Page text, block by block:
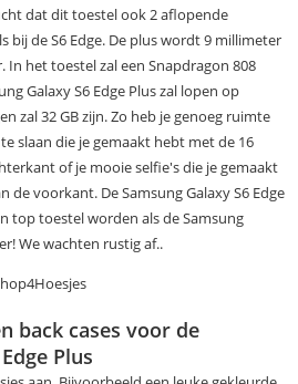
dat dit toestel ook 2 aflopende
bij de S6 Edge. De plus wordt 9 millimeter
In het toestel zal een Snapdragon 808
Galaxy S6 Edge Plus zal lopen op
zal 32 GB zijn. Zo heb je genoeg ruimte
slaan die je gemaakt hebt met de 16
of je mooie selfie's die je gemaakt
de voorkant. De Samsung Galaxy S6 Edge
top toestel worden als de Samsung
We wachten rustig af..
back cases voor de
Plus